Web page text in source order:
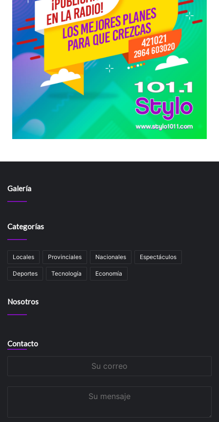
Galería
Categorías
Locales Provinciales Nacionales Espectáculos
Deportes Tecnología Economía
Nosotros
Contacto